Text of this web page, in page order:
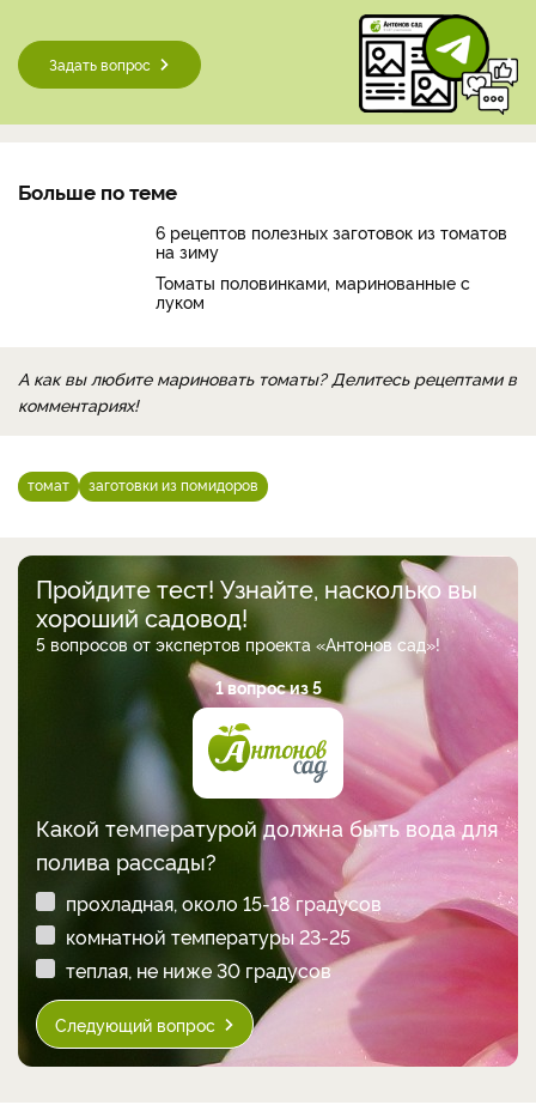
Задать вопрос
Больше по теме
6 рецептов полезных заготовок из томатов
на зиму
Томаты половинками, маринованные с
луком
А как вы любите мариновать томаты? Делитесь рецептами в
комментариях!
томат заготовки из помидоров
Пройдите тест! Узнайте, насколько вы
хороший садовод!
5 вопросов от экспертов проекта «Антонов сад»!
1 вопрос из 5
Какой температурой должна быть вода для
полива рассады?
прохладная, около 15-18 градусов
комнатной температуры 23-25
теплая, не ниже 30 градусов
Следующий вопрос